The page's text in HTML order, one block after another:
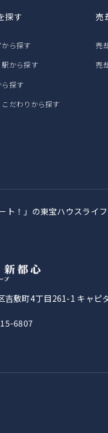
探す
から探す
駅から探す
ら探す
こだわりから探す
売
売
売
ト！」の東宝ハウスライ
吉敷町4丁目261-1 キャピ
6807